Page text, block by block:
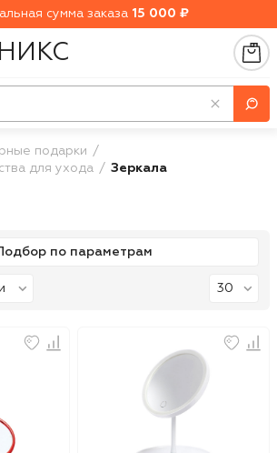
сумма заказа 15 000 ₽
подарки
для ухода
Зеркала
по параметрам